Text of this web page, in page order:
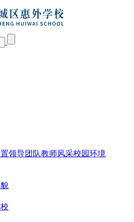
领导团队教师风采校园环境